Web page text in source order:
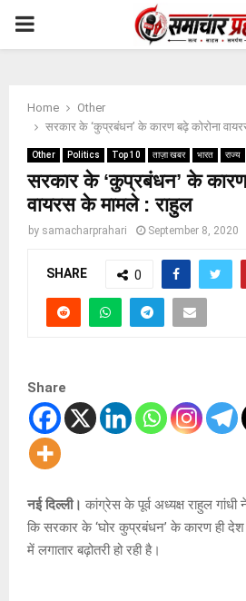
PRIMARY
Home
Other
सरकार के ‘कुप्रबंधन’ के कारण बढ़े कोरोना
Other Politics Top 10 ताज़ा खबर भारत राज्य
सरकार के ‘कुप्रबंधन’ के कारण
वायरस के मामले : राहुल
by samacharprahari September 8, 2020
SHARE 0
Share
नई दिल्ली। कांग्रेस के पूर्व अध्यक्ष राहुल
कि सरकार के ‘घोर कुप्रबंधन’ के कारण ही देश
में लगातार बढ़ोतरी हो रही है।